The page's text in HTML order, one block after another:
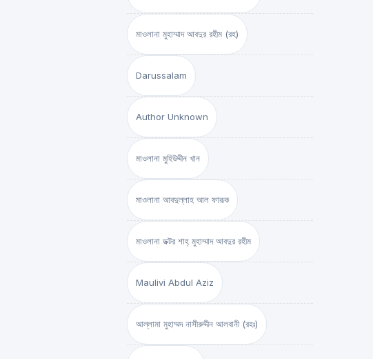
মাওলানা মুহাম্মাদ আবদুর রহীম (রহ)
Darussalam
Author Unknown
মাওলানা মুহিউদ্দীন খান
মাওলানা আবদুল্লাহ আল ফারূক
মাওলানা ডক্টর শাহ্‌ মুহাম্মাদ আবদুর রহীম
Maulivi Abdul Aziz
আল্লামা মুহাম্মদ নাসীরুদ্দীন আলবানী (রহঃ)